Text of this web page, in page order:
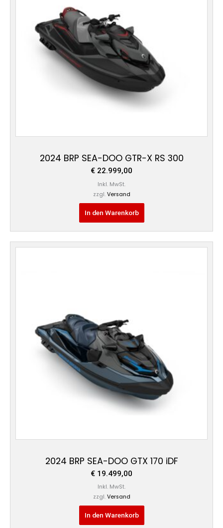
2024 BRP SEA-DOO GTR-X RS 300
€ 22.999,00
Inkl. MwSt.
zzgl. Versand
In den Warenkorb
2024 BRP SEA-DOO GTX 170 iDF
€ 19.499,00
Inkl. MwSt.
zzgl. Versand
In den Warenkorb